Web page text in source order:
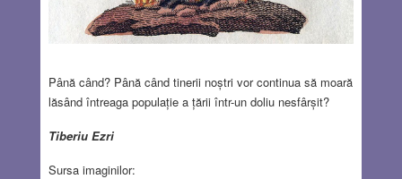
Până când? Până când tinerii noștri vor continua să moară
lăsând întreaga populație a țării într-un doliu nesfârșit?
Tiberiu Ezri
Sursa imaginilor: